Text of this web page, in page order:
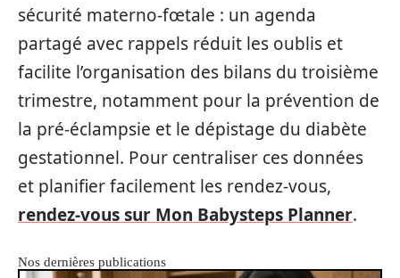
sécurité materno‑fœtale : un agenda
partagé avec rappels réduit les oublis et
facilite l’organisation des bilans du troisième
trimestre, notamment pour la prévention de
la pré‑éclampsie et le dépistage du diabète
gestationnel. Pour centraliser ces données
et planifier facilement les rendez‑vous,
rendez-vous sur Mon Babysteps Planner.
Nos dernières publications